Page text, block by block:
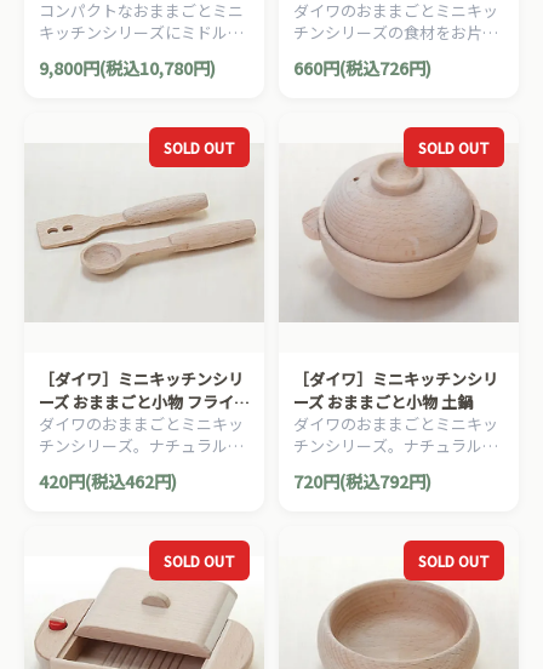
コンパクトなおままごとミニ
キッチンシリーズにミドルサ
イズの木製キッチンが登
場！！
9,800円(税込10,780円)
ダイワのおままごとミニキッ
チンシリーズの食材をお片づ
けするのに便利な木箱です。
660円(税込726円)
SOLD OUT
［ダイワ］ミニキッチンシリ
ーズ おままごと小物 フライ
返し＆おたま
ダイワのおままごとミニキッ
チンシリーズ。ナチュラルで
かわいらしいミニサイズの食
器＆調理器具です。
420円(税込462円)
SOLD OUT
［ダイワ］ミニキッチンシリ
ーズ おままごと小物 土鍋
ダイワのおままごとミニキッ
チンシリーズ。ナチュラルで
かわいらしいミニサイズの食
器＆調理器具です。
720円(税込792円)
SOLD OUT SOLD OUT